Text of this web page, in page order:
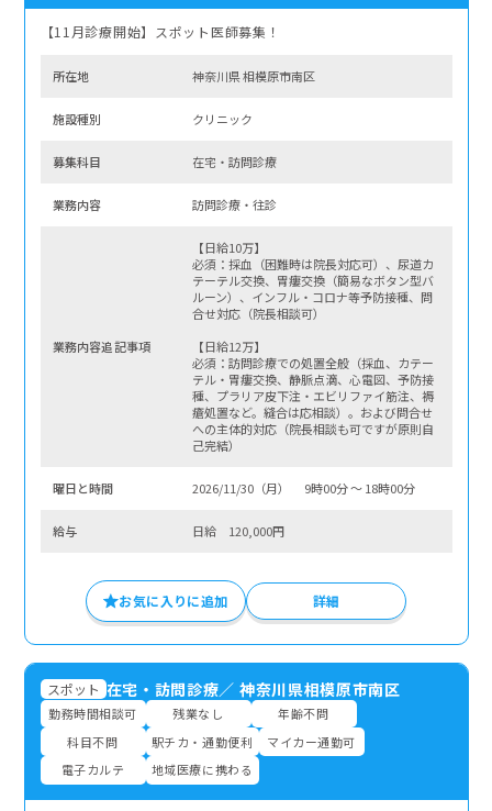
【11月診療開始】スポット医師募集！
所在地 神奈川県 相模原市南区
施設種別 クリニック
募集科⽬ 在宅・訪問診療
業務内容 訪問診療・往診
業務内容追記事項
【日給10万】
必須：採血（困難時は院長対応可）、尿道カ
テーテル交換、胃瘻交換（簡易なボタン型バ
ルーン）、インフル・コロナ等予防接種、問
合せ対応（院長相談可）
【日給12万】
必須：訪問診療での処置全般（採血、カテー
テル・胃瘻交換、静脈点滴、心電図、予防接
種、プラリア皮下注・エビリファイ筋注、褥
瘡処置など。縫合は応相談）。および問合せ
への主体的対応（院長相談も可ですが原則自
己完結）
曜⽇と時間 2026/11/30（月） 9時00分 〜 18時00分
給与 日給 120,000円
お気に入りに追加 詳細
スポット 在宅・訪問診療／ 神奈川県相模原市南区
勤務時間相談可 残業なし
年齢不問
科目不問
駅チカ・通勤便利
マイカー通勤可
電子カルテ
地域医療に携わる